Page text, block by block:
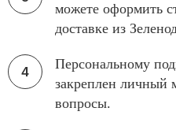
можете оформить
доставке из
Персональному
закреплен
вопросы.